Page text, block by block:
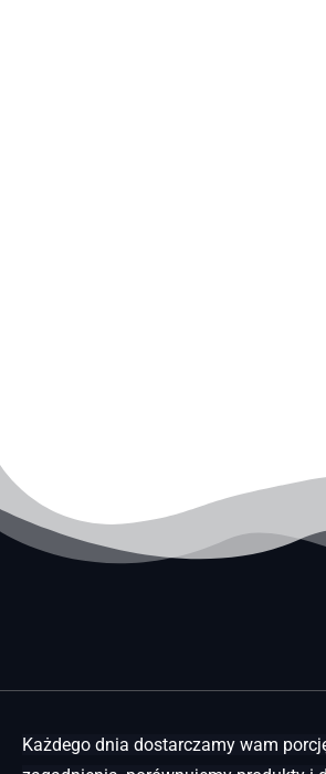
Każdego dnia dostarczamy wam